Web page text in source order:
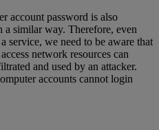
account password is also
a similar way. Therefore, even
service, we need to be aware that
network resources can
and used by an attacker.
accounts cannot login